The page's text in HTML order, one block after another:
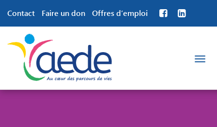
Contact Faire un don Offres d’emploi
Toggle